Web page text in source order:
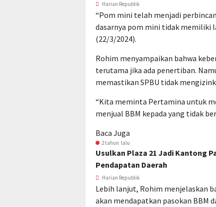
Harian Republik
“Pom mini telah menjadi
dasarnya pom mini tidak memiliki
(22/3/2024).
Rohim menyampaikan bahwa
terutama jika ada penertiban.
memastikan SPBU tidak
“Kita meminta Pertamina untuk
menjual BBM kepada yang tidak
Baca Juga
2 tahun lalu
Usulkan Plaza 21 Jadi Kantong
Pendapatan Daerah
Harian Republik
Lebih lanjut, Rohim menjelaskan
akan mendapatkan pasokan BBM